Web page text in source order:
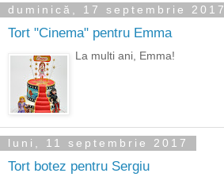
duminică, 17 septembrie 2017
Tort "Cinema" pentru Emma
La multi ani, Emma!
luni, 11 septembrie 2017
Tort botez pentru Sergiu